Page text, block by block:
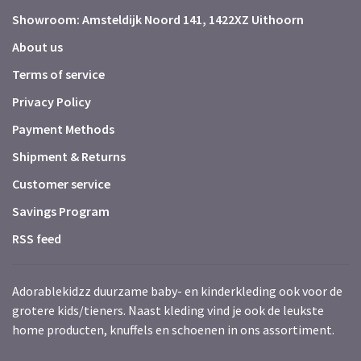
Showroom: Amsteldijk Noord 141, 1422XZ Uithoorn
About us
Terms of service
Privacy Policy
Payment Methods
Shipment & Returns
Customer service
Savings Program
RSS feed
Adorablekidzz duurzame baby- en kinderkleding ook voor de
grotere kids/tieners. Naast kleding vind je ook de leukste
home producten, knuffels en schoenen in ons assortiment.